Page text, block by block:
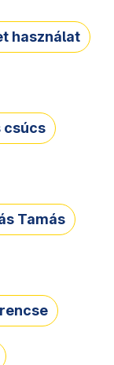
használat
csúcs
Tamás